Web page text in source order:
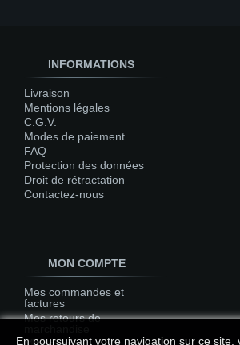
INFORMATIONS
Livraison
Mentions légales
C.G.V.
Modes de paiement
FAQ
Protection des données
Droit de rétractation
Contactez-nous
MON COMPTE
Mes commandes et
factures
Mes retours de
En poursuivant votre navigation sur ce site,